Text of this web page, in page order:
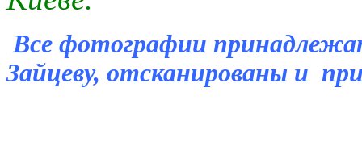
Все фотографии
Зайцеву, отсканированы и